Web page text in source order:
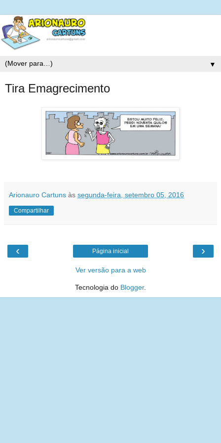
▼
Tira Emagrecimento
Arionauro Cartuns às segunda-feira, setembro 05, 2016
Compartilhar
‹ ›
Página inicial
Ver versão para a web
Tecnologia do Blogger.